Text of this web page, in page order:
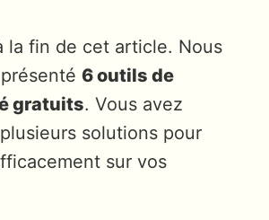
la fin de cet article. Nous
6 outils de
gratuits. Vous avez
solutions pour
sur vos